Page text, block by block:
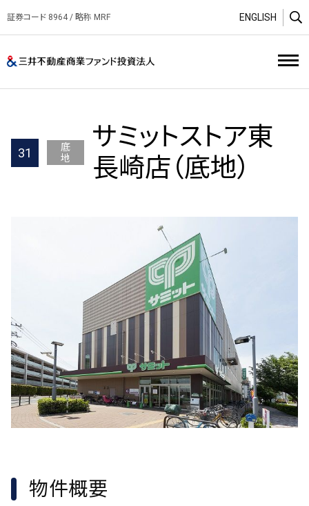
証券コード 8964 / 略称 MRF ENGLISH
31
底
地
サミットストア東
長崎店（底地）
物件概要